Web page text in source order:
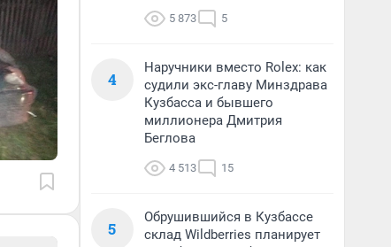
5 873 5
4
Наручники вместо Rolex: как
судили экс-главу Минздрава
Кузбасса и бывшего
миллионера Дмитрия
Беглова
4 513 15
5
Обрушившийся в Кузбассе
склад Wildberries планирует